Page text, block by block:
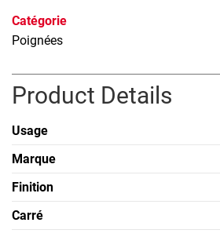
Catégorie
Poignées
Product Details
Usage
Marque
Finition
Carré